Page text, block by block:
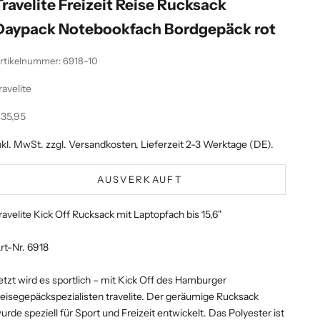
Freizeit Reise Rucksack
Notebookfach Bordgepäck rot
6918-10
MwSt. zzgl.Versandkosten, Lieferzeit 2-3 Werktage (DE).
AUSVERKAUFT
Kick Off Rucksack mit Laptopfach bis 15,6"
Nr. 6918
wird es sportlich – mit Kick Off des Hamburger
travelite. Der geräumige Rucksack
speziell für Sport und Freizeit entwickelt. Das Polyester ist